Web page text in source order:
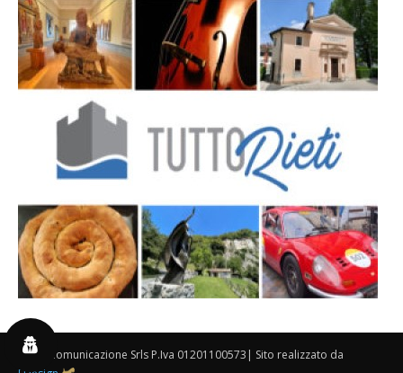
By 3P Comunicazione Srls P.Iva 01201100573| Sito realizzato da